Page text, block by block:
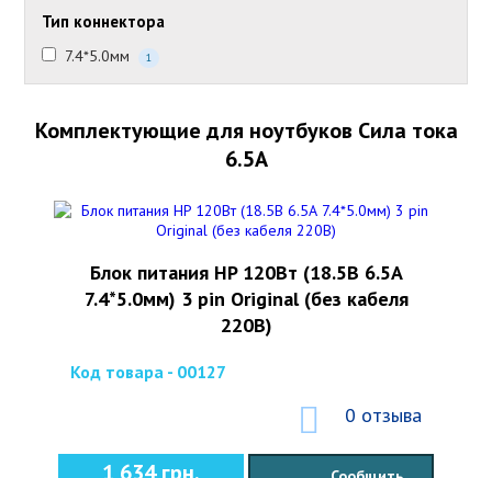
Тип коннектора
7.4*5.0мм 1
Комплектующие для ноутбуков Сила тока
6.5А
Блок питания HP 120Вт (18.5В 6.5А
7.4*5.0мм) 3 pin Original (без кабеля
220В)
Код товара - 00127
0 отзыва